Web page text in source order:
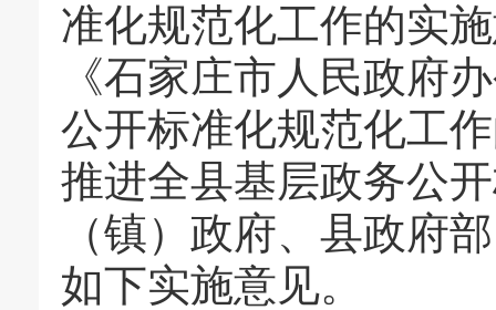
准化规范化工作的实
《石家庄市人民政府
公开标准化规范化工
推进全县基层政务公
（镇）政府、县政府
如下实施意见。